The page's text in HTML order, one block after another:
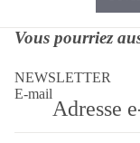
Vous pourriez
NEWSLETTER
E-mail